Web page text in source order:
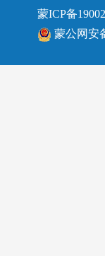
蒙ICP备
蒙公网安